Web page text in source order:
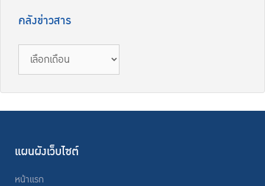
คลังข่าวสาร
แผนผังเว็บไซต์
หน้าแรก